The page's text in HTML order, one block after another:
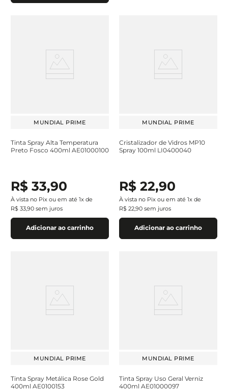
MUNDIAL PRIME
Tinta Spray Alta Temperatura
Preto Fosco 400ml AE01000100
R$ 33,90
À vista no Pix ou em até 1x de
R$ 33,90 sem juros
Adicionar ao carrinho
MUNDIAL PRIME
Cristalizador de Vidros MP10
Spray 100ml LI0400040
R$ 22,90
À vista no Pix ou em até 1x de
R$ 22,90 sem juros
Adicionar ao carrinho
MUNDIAL PRIME
Tinta Spray Metálica Rose Gold
400ml AE0100153
MUNDIAL PRIME
Tinta Spray Uso Geral Verniz
400ml AE01000097